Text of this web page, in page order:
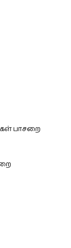
பாசறை